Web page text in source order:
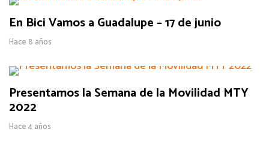
En Bici Vamos a Guadalupe – 17 de junio
Hace 8 años
Presentamos la Semana de la Movilidad MTY
2022
Hace 4 años